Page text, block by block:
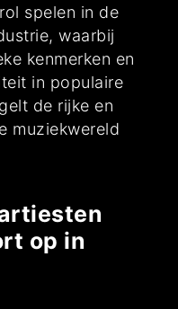
spelen in de
waarbij
kenmerken en
in populaire
de rijke en
muziekwereld
op in